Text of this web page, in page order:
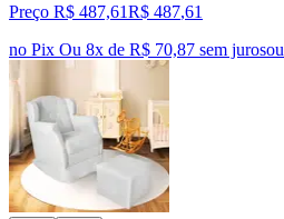
Preço R$ 487,61R$ 487,61
no Pix Ou 8x de R$ 70,87 sem jurosou